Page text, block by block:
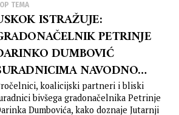
TEMA
ISTRAŽUJE:
PETRINJE
DUMBOVIĆ
NAVODNO
150 TISUĆA KUNA
POMOĆ NAKON
koalicijski partneri i bliski
bivšega gradonačelnika Petrinje
Dumbovića, kako doznaje Jutarnji